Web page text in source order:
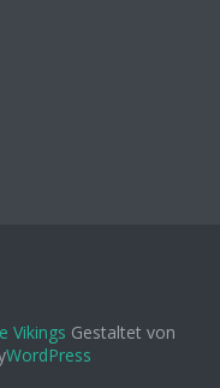
Vikings Gestaltet von
WordPress